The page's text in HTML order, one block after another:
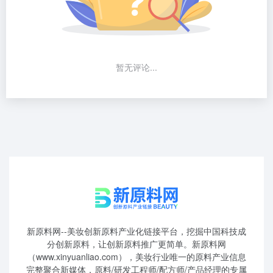
暂无评论...
新原料网--美妆创新原料产业化链接平台，挖掘中国科技成
分创新原料，让创新原料推广更简单。新原料网
（www.xinyuanliao.com），美妆行业唯一的原料产业信息
完整聚合新媒体，原料/研发工程师/配方师/产品经理的专属